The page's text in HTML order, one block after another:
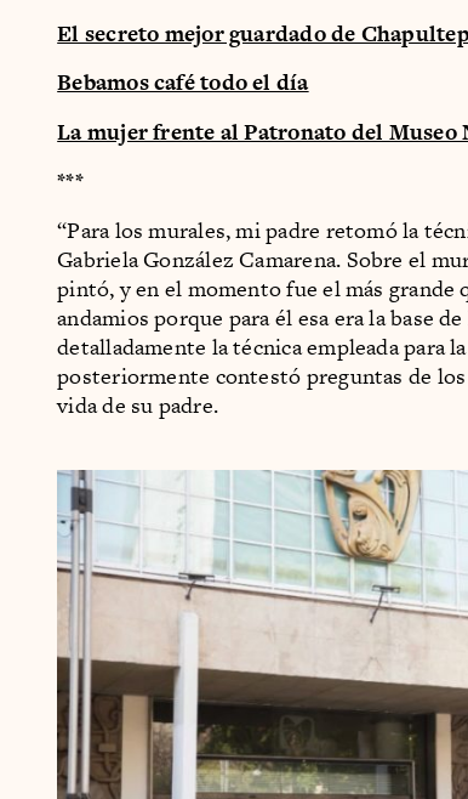
El secreto mejor guardado de
Bebamos café todo el día
La mujer frente al Patronato del
***
“Para los murales, mi padre retomó la
Gabriela González Camarena. Sobre el
pintó, y en el momento fue el más grande
andamios porque para él esa era la base
detalladamente la técnica empleada para
posteriormente contestó preguntas de
vida de su padre.